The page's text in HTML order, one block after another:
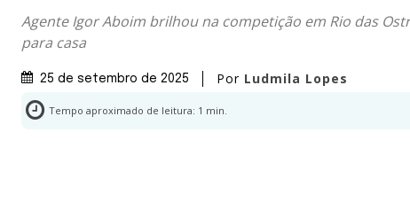
Agente Igor Aboim brilhou na competição em Rio das
para casa
25 de setembro de 2025 Por Ludmila Lopes
Tempo aproximado de leitura: 1 min.